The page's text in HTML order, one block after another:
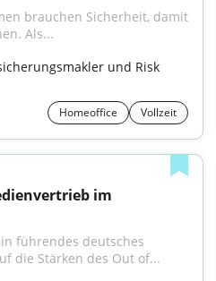
brauchen Sicherheit, damit
Als...
und Risk
Homeoffice Vollzeit
führendes deutsches
die Stärken des Out of...